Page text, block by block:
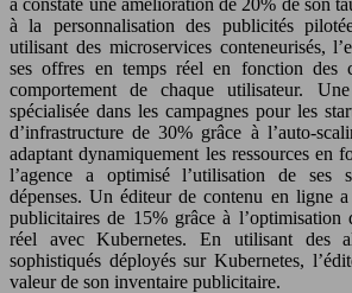
a constaté une amélioration de 20% de son
à la personnalisation des publicités
utilisant des microservices conteneurisés,
ses offres en temps réel en fonction des
comportement de chaque utilisateur.
spécialisée dans les campagnes pour les
d’infrastructure de 30% grâce à l’auto-
adaptant dynamiquement les ressources en
l’agence a optimisé l’utilisation de ses
dépenses. Un éditeur de contenu en ligne a
publicitaires de 15% grâce à l’optimisation
réel avec Kubernetes. En utilisant des
sophistiqués déployés sur Kubernetes,
valeur de son inventaire publicitaire.